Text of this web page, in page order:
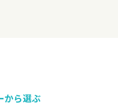
から選ぶ